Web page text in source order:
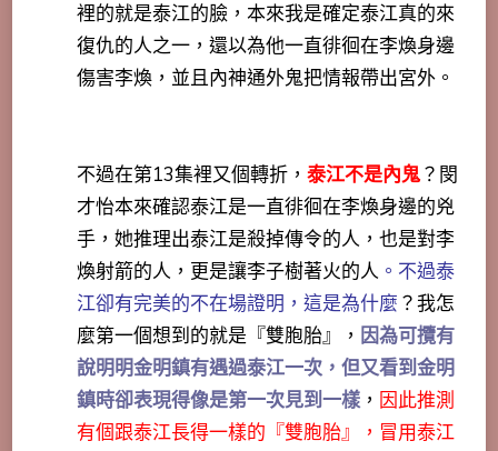
裡的就是泰江的臉， 本來我是確定泰江真的來
復仇的人之一，還以為他一直徘徊在李煥身邊
傷害李煥，並且內神通外鬼把情報帶出宮外。
不過在第13集裡又個轉折， 泰江不是內鬼？閔
才怡本來確認泰江是一直徘徊在李煥身邊的兇
手，她推理出泰江是殺掉傳令的人，也是對李
煥射箭的人，更是讓李子樹著火的人 。不過泰
江卻有完美的不在場證明，這是為什麼 ？我怎
麼第一個想到的就是『雙胞胎』， 因為可攬有
說明明金明鎮有遇過泰江一次，但又看到金明
鎮時卻表現得像是第一次見到一樣， 因此推測
有個跟泰江長得一樣的『雙胞胎』，冒用泰江